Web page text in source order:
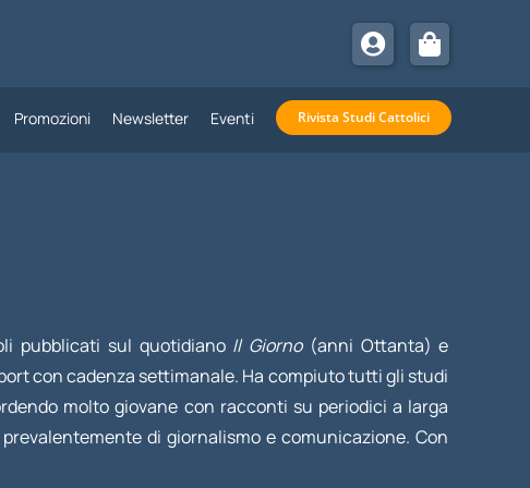
Promozioni Newsletter Eventi Rivista Studi Cattolici
pubblicati sul quotidiano Il Giorno(anni Ottanta) e
con cadenza settimanale. Ha compiuto tutti gli studi
molto giovane con racconti su periodici a larga
di giornalismo e comunicazione. Con